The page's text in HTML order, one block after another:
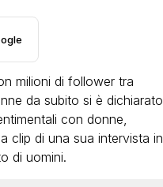
milioni di follower tra
da subito si è dichiarato
con donne,
clip di una sua intervista in
di uomini.